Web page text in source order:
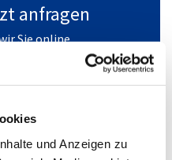
und Anzeigen zu
anfragen
Sie online.
Fahrzeug anfragen